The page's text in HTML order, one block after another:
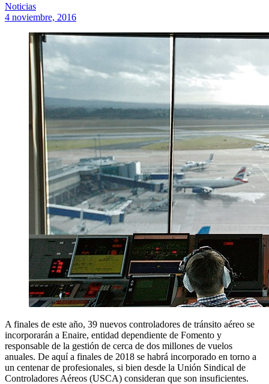
Noticias
4 noviembre, 2016
A finales de este año, 39 nuevos controladores de tránsito aéreo se
incorporarán a Enaire, entidad dependiente de Fomento y
responsable de la gestión de cerca de dos millones de vuelos
anuales. De aquí a finales de 2018 se habrá incorporado en torno a
un centenar de profesionales, si bien desde la Unión Sindical de
Controladores Aéreos (USCA) consideran que son insuficientes.